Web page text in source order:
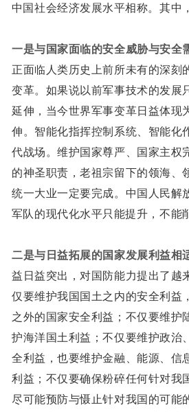
中国社会经济发展水平相称。其中
一是与国家面临的安全威胁与安全
正面临人类历史上前所未有的深刻
变革。如果说以前军事技术的发展
延伸，当今世界军事变革日益体现
伸。智能化指挥控制系统、智能化
代战场。维护国家尊严、国家主权
的神圣职责，老祖宗留下的领海、
统一大业一定要完成。中国人民解
军队的现代化水平只能提升，不能
二是与日益拓展的国家发展利益相
益日益突出，对国防能力提出了越
仅要维护我国国土之内的安全利益
之外的国家安全利益；不仅要维护
护海洋国土利益；不仅要维护政治
全利益，也要维护金融、能源、信
利益；不仅要确保粉碎任何针对我
尽可能预防与慑止针对我国的可能